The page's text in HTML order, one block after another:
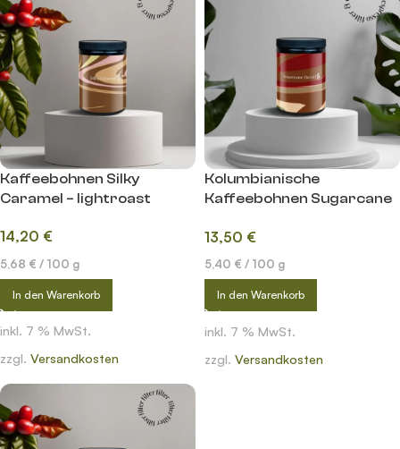
Kaffeebohnen Silky
Caramel – lightroast
14,20 €
5,68 € / 100 g
In den Warenkorb
inkl. 7 % MwSt.
zzgl. Versandkosten
Kolumbianische
Kaffeebohnen Sugarcane
13,50 €
5,40 € / 100 g
In den Warenkorb
inkl. 7 % MwSt.
zzgl. Versandkosten